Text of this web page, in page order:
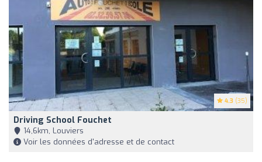
4.3 (35)
Driving School Fouchet
14,6km, Louviers
Voir les données d'adresse et de contact